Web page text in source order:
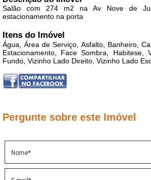
Salão com 274 m2 na Av Nove de
estacionamento na porta
Itens do Imóvel
Água, Área de Serviço, Asfalto, Banheiro,
Estacionamento, Face Sombra, Habitese,
Fundo, Vizinho Lado Direito, Vizinho Lado
Pergunte sobre este Imóvel